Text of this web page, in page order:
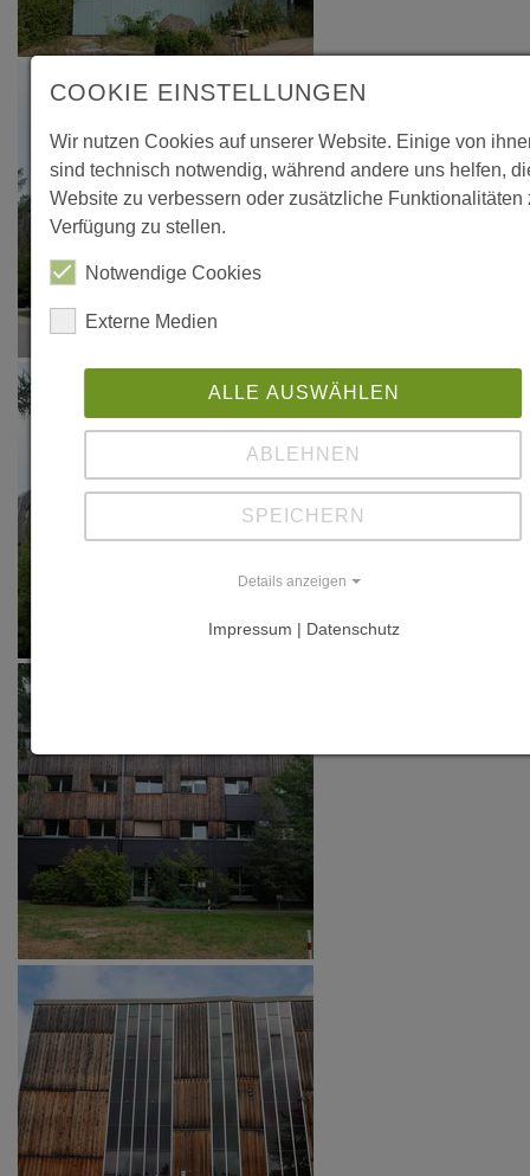
COOKIE EINSTELLUNGEN
Wir nutzen Cookies auf unserer Website. Einige von
sind technisch notwendig, während andere uns helfen,
Website zu verbessern oder zusätzliche Funktionalitäten
Verfügung zu stellen.
Notwendige Cookies
Externe Medien
ALLE AUSWÄHLEN
ABLEHNEN
SPEICHERN
Details anzeigen
Impressum | Datenschutz